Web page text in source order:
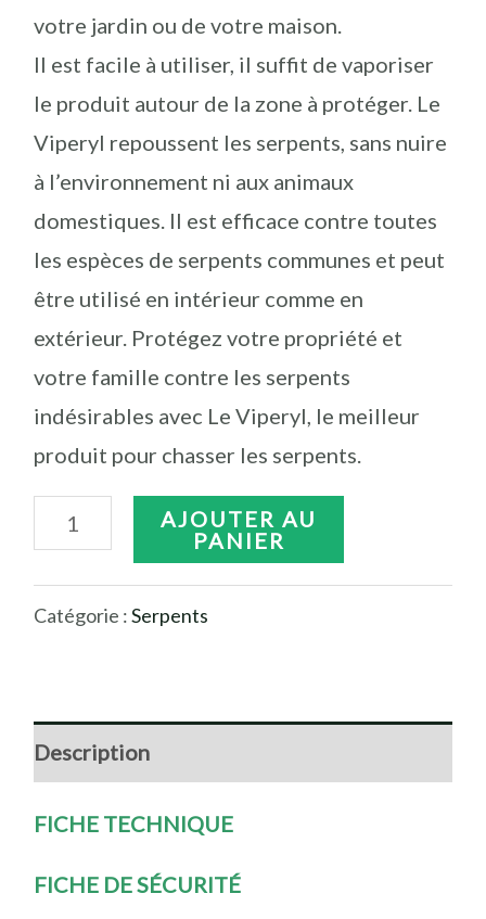
votre jardin ou de votre maison.
Il est facile à utiliser, il suffit de vaporiser
le produit autour de la zone à protéger. Le
Viperyl repoussent les serpents, sans nuire
à l’environnement ni aux animaux
domestiques. Il est efficace contre toutes
les espèces de serpents communes et peut
être utilisé en intérieur comme en
extérieur. Protégez votre propriété et
votre famille contre les serpents
indésirables avec Le Viperyl, le meilleur
produit pour chasser les serpents.
AJOUTER AU
PANIER
Catégorie :Serpents
Description
FICHE TECHNIQUE
FICHE DE SÉCURITÉ